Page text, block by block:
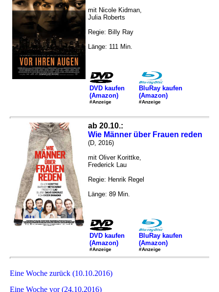
mit Nicole Kidman,
Julia Roberts
Regie: Billy Ray
Länge: 111 Min.
DVD kaufen
(Amazon)
#Anzeige
BluRay kaufen
(Amazon)
#Anzeige
ab 20.10.:
Wie Männer über Frauen reden
(D, 2016)
mit Oliver Korittke,
Frederick Lau
Regie: Henrik Regel
Länge: 89 Min.
DVD kaufen
(Amazon)
#Anzeige
BluRay kaufen
(Amazon)
#Anzeige
Eine Woche zurück (10.10.2016)
Eine Woche vor (24.10.2016)